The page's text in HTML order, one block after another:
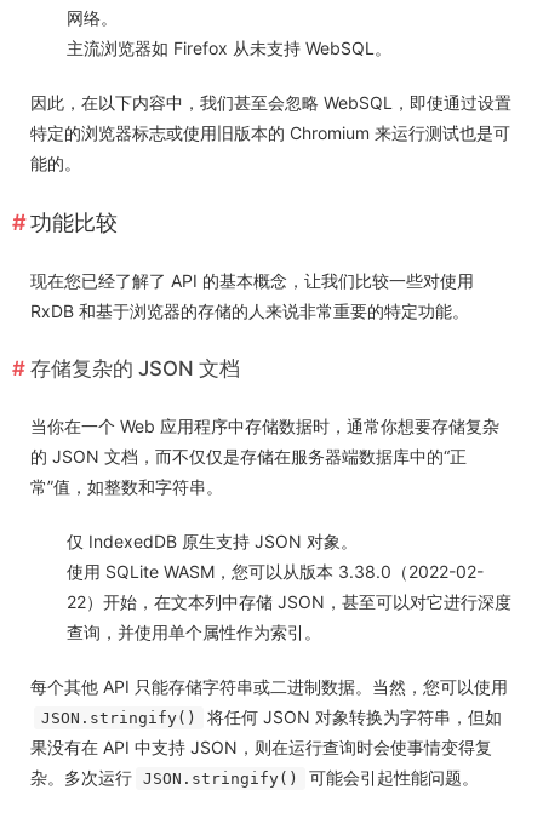
网络。
主流浏览器如 Firefox 从未支持 WebSQL。
因此，在以下内容中，我们甚至会忽略 WebSQL，即使通过设置
特定的浏览器标志或使用旧版本的 Chromium 来运行测试也是可
能的。
功能比较
现在您已经了解了 API 的基本概念，让我们比较一些对使用
RxDB 和基于浏览器的存储的人来说非常重要的特定功能。
存储复杂的 JSON 文档
当你在一个 Web 应用程序中存储数据时，通常你想要存储复杂
的 JSON 文档，而不仅仅是存储在服务器端数据库中的“正
常”值，如整数和字符串。
仅 IndexedDB 原生支持 JSON 对象。
使用 SQLite WASM，您可以从版本 3.38.0（2022-02-
22）开始，在文本列中存储 JSON，甚至可以对它进行深度
查询，并使用单个属性作为索引。
每个其他 API 只能存储字符串或二进制数据。当然，您可以使用
JSON.stringify()
将任何 JSON 对象转换为字符串，但如
果没有在 API 中支持 JSON，则在运行查询时会使事情变得复
杂。多次运行 JSON.stringify() 可能会引起性能问题。